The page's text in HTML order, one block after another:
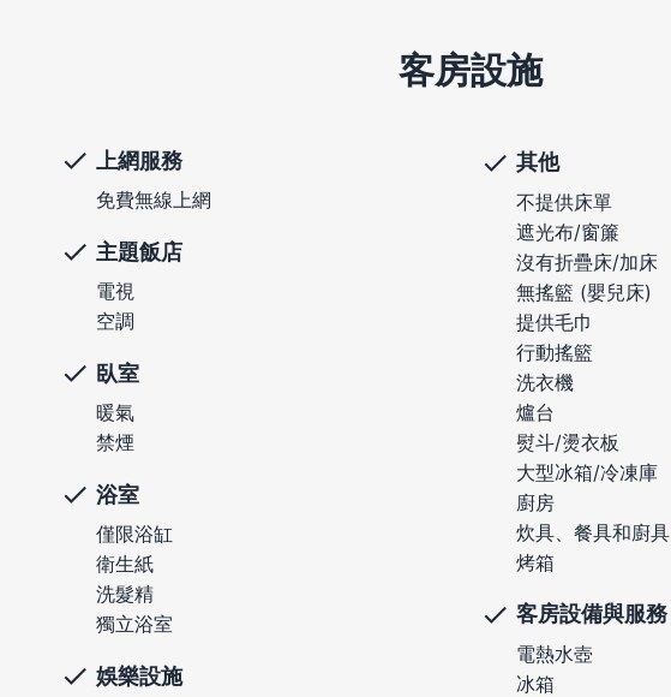
客房設施
上網服務
免費無線上網
主題飯店
電視
空調
臥室
暖氣
禁煙
浴室
僅限浴缸
衛生紙
洗髮精
獨立浴室
娛樂設施
其他
不提供床單
遮光布/窗簾
沒有折疊床/加床
無搖籃 (嬰兒床)
提供毛巾
行動搖籃
洗衣機
爐台
熨斗/燙衣板
大型冰箱/冷凍庫
廚房
炊具、餐具和廚具
烤箱
客房設備與服務
電熱水壺
冰箱